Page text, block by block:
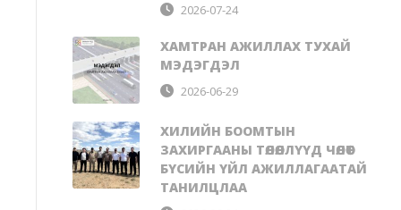
2026-07-24
ХАМТРАН АЖИЛЛАХ ТУХАЙ
МЭДЭГДЭЛ
2026-06-29
ХИЛИЙН БООМТЫН
ЗАХИРГААНЫ ТӨЛӨӨЛЛҮҮД ЧӨЛӨӨТ
БҮСИЙН ҮЙЛ АЖИЛЛАГААТАЙ
ТАНИЛЦЛАА